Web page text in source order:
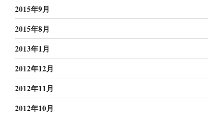
2015年9月
2015年8月
2013年1月
2012年12月
2012年11月
2012年10月